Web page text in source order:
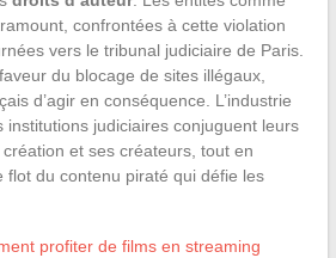
confrontées à cette violation
vers le tribunal judiciaire de Paris.
du blocage de sites illégaux,
d’agir en conséquence. L’industrie
institutions judiciaires conjuguent leurs
et ses créateurs, tout en
flot du contenu piraté qui défie les
profiter de films en streaming